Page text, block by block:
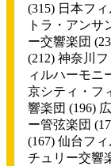
(315) 日本フ
トラ・アンサ
ー交響楽団
(212) 神奈川
ィルハーモニ
京シティ・フ
響楽団 (196)
ー管弦楽団
(167) 仙台フ
チュリー交響